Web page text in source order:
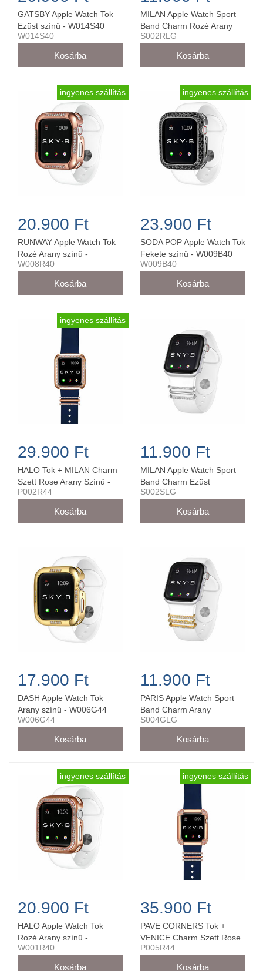
GATSBY Apple Watch Tok
Ezüst színű - W014S40
W014S40
MILAN Apple Watch Sport
Band Charm Rozé Arany
42MM/44MM - S002RLG
S002RLG
ingyenes szállítás
20.900 Ft
RUNWAY Apple Watch Tok
Rozé Arany színű -
W008R40
W008R40
ingyenes szállítás
23.900 Ft
SODA POP Apple Watch Tok
Fekete színű - W009B40
W009B40
ingyenes szállítás
29.900 Ft
HALO Tok + MILAN Charm
Szett Rose Arany Színű -
P002R44 (44 mm-es órára)
P002R44
11.900 Ft
MILAN Apple Watch Sport
Band Charm Ezüst
42MM/44MM - S002SLG
S002SLG
17.900 Ft
DASH Apple Watch Tok
Arany színű - W006G44
W006G44
11.900 Ft
PARIS Apple Watch Sport
Band Charm Arany
42MM/44MM - S004GLG
S004GLG
ingyenes szállítás
20.900 Ft
HALO Apple Watch Tok
Rozé Arany színű -
W001R40
W001R40
ingyenes szállítás
35.900 Ft
PAVE CORNERS Tok +
VENICE Charm Szett Rose
Arany Színű - P005R44 (44
P005R44